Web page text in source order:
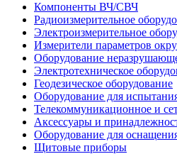
Компоненты ВЧ/СВЧ
Радиоизмерительное
Электроизмерительное
Измерители параметров
Оборудование
Электротехническое
Геодезическое оборудование
Оборудование для
Телекоммуникационное и
Аксессуары и
Оборудование для
Щитовые приборы